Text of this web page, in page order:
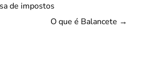
de impostos
O que é Balancete →